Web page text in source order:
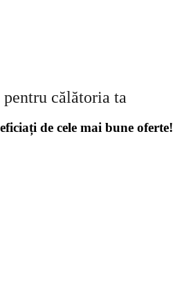
călătoria ta
de cele mai bune oferte!